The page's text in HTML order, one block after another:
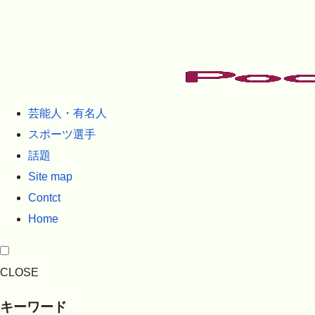
芸能人・有名人
スポーツ選手
話題
Site map
Contct
Home
CLOSE
キーワード